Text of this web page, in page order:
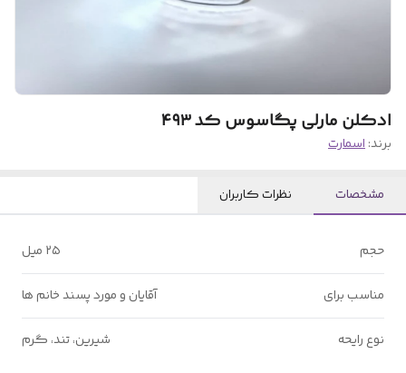
ادکلن مارلی پگاسوس کد ۴۹۳
برند:اسمارت
مشخصات نظرات کاربران
حجم ۲۵ میل
مناسب برای آقایان و مورد پسند خانم ها
نوع رایحه شیرین، تند، گرم